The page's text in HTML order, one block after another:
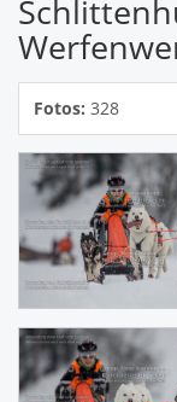
Fotos: 328